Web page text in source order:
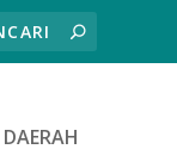
DAERAH